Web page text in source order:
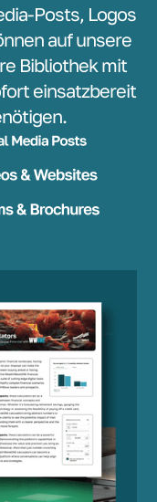
Posts, Logos
auf unsere
Bibliothek mit
einsatzbereit